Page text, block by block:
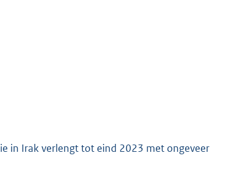
in Irak verlengt tot eind 2023 met ongeveer